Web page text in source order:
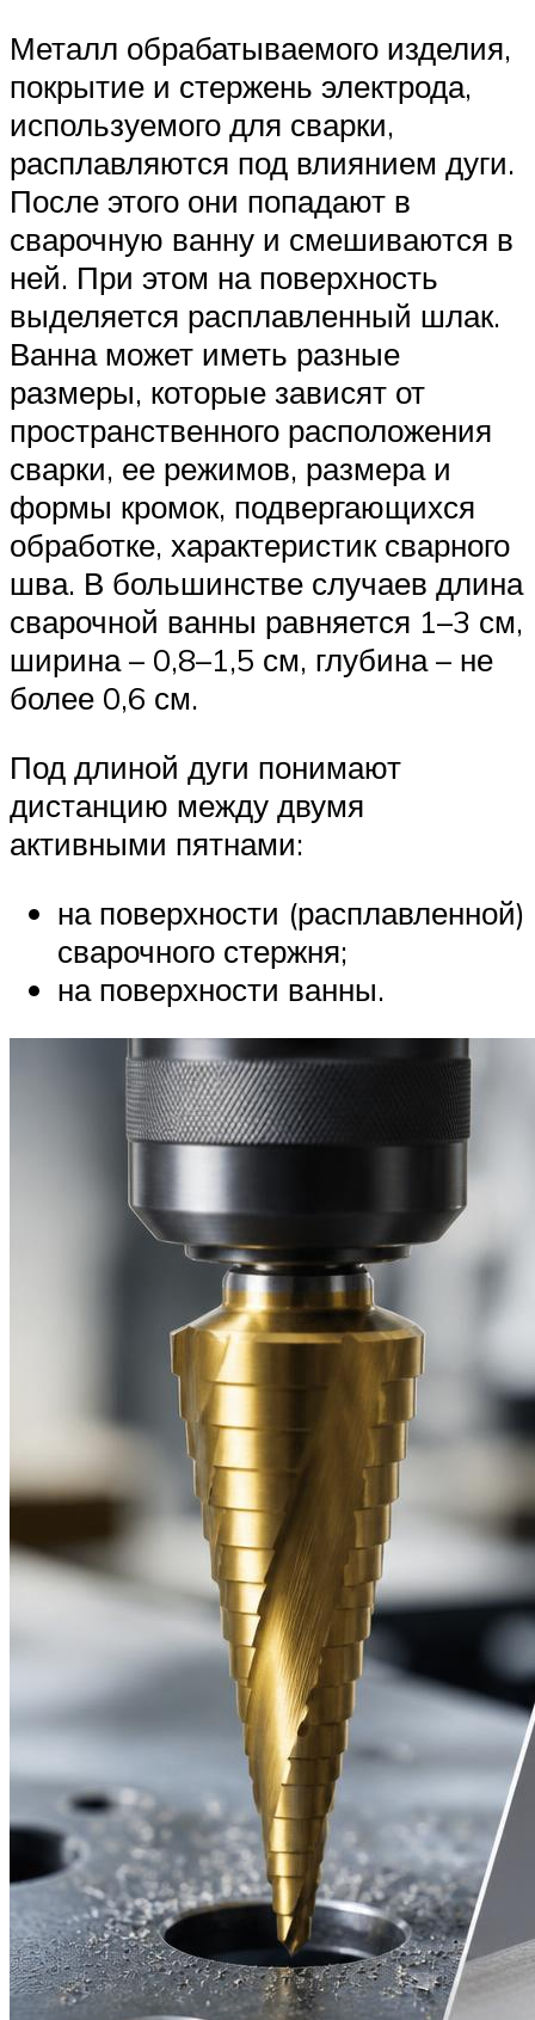
Металл обрабатываемого изделия,
покрытие и стержень электрода,
используемого для сварки,
расплавляются под влиянием дуги.
После этого они попадают в
сварочную ванну и смешиваются в
ней. При этом на поверхность
выделяется расплавленный шлак.
Ванна может иметь разные
размеры, которые зависят от
пространственного расположения
сварки, ее режимов, размера и
формы кромок, подвергающихся
обработке, характеристик сварного
шва. В большинстве случаев длина
сварочной ванны равняется 1–3 см,
ширина – 0,8–1,5 см, глубина – не
более 0,6 см.
Под длиной дуги понимают
дистанцию между двумя
активными пятнами:
на поверхности (расплавленной)
сварочного стержня;
на поверхности ванны.